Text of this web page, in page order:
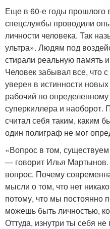
Еще в 60-е годы прошлого
спецслужбы проводили
личности человека. Так
ультра». Людям под
стирали реальную память
Человек забывал все, что
уверен в истинности
рабочий по
суперкиллера и наоборот.
считал себя таким, каким
один полиграф не мог
«Вопрос в том,
— говорит Илья
вопрос. Почему
мысли о том, что нет
потому, что мы постоянно
можешь быть личностью,
Оттуда, изнутри ты себя